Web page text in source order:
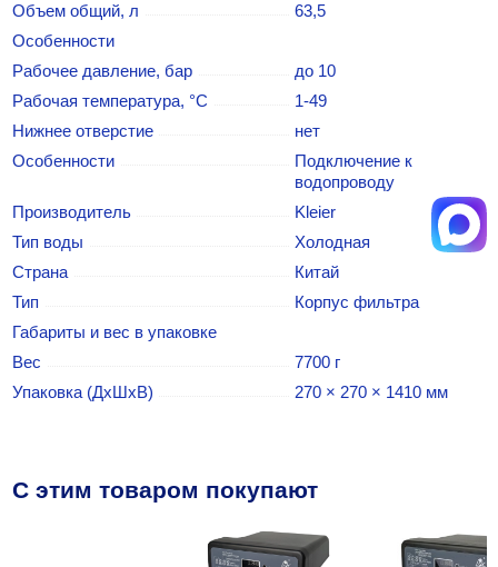
Объем общий, л
63,5
Особенности
Рабочее давление, бар
до 10
Рабочая температура, °С
1-49
Нижнее отверстие
нет
Особенности
Подключение к
водопроводу
Производитель
Kleier
Тип воды
Холодная
Страна
Китай
Тип
Корпус фильтра
Габариты и вес в упаковке
Вес
7700 г
Упаковка (ДхШхВ)
270 × 270 × 1410 мм
C этим товаром покупают